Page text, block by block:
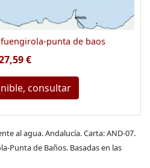
punta de baos
€
consultar
al agua. Andalucía. Carta: AND-07.
Punta de Baños. Basadas en las